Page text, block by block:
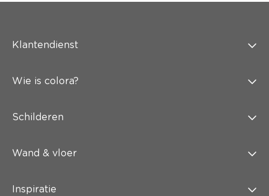
Klantendienst
Wie is colora?
Schilderen
Wand & vloer
Inspiratie